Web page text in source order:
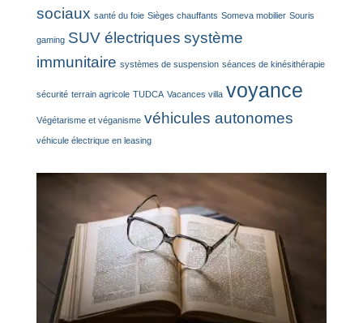
sociaux santé du foie Sièges chauffants Someva mobilier Souris
gaming SUV électriques système
immunitaire systèmes de suspension séances de kinésithérapie
sécurité terrain agricole TUDCA Vacances villa voyance
Végétarisme et véganisme véhicules autonomes
véhicule électrique en leasing